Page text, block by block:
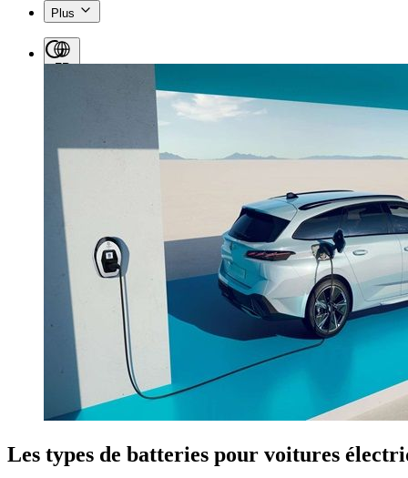
Plus
FR
Les types de batteries pour voitures